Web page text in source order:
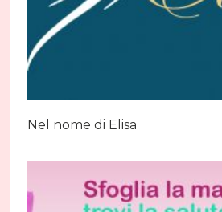
Nel nome di Elisa